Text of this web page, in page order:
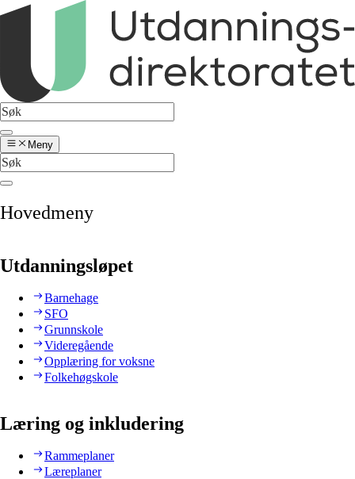
Meny
Hovedmeny
Utdanningsløpet
Barnehage
SFO
Grunnskole
Videregående
Opplæring for voksne
Folkehøgskole
Læring og inkludering
Rammeplaner
Læreplaner